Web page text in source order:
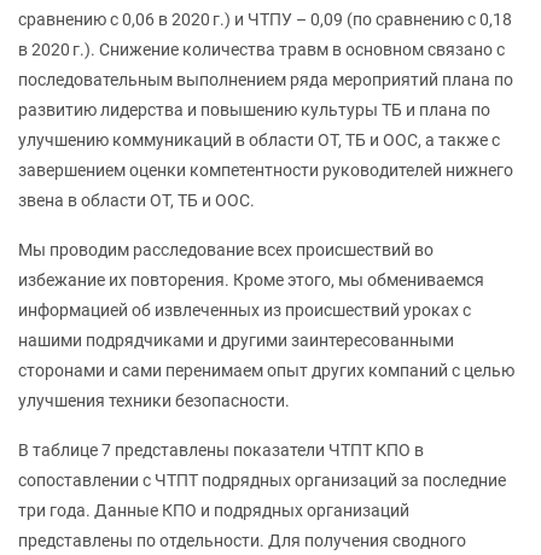
сравнению с 0,06 в 2020 г.) и ЧТПУ – 0,09 (по сравнению с 0,18
в 2020 г.). Снижение количества травм в основном связано с
последовательным выполнением ряда мероприятий плана по
развитию лидерства и повышению культуры ТБ и плана по
улучшению коммуникаций в области ОТ, ТБ и ООС, а также с
завершением оценки компетентности руководителей нижнего
звена в области ОТ, ТБ и ООС.
Мы проводим расследование всех происшествий во
избежание их повторения. Кроме этого, мы обмениваемся
информацией об извлеченных из происшествий уроках с
нашими подрядчиками и другими заинтересованными
сторонами и сами перенимаем опыт других компаний с целью
улучшения техники безопасности.
В таблице 7 представлены показатели ЧТПТ КПО в
сопоставлении с ЧТПТ подрядных организаций за последние
три года. Данные КПО и подрядных организаций
представлены по отдельности. Для получения сводного